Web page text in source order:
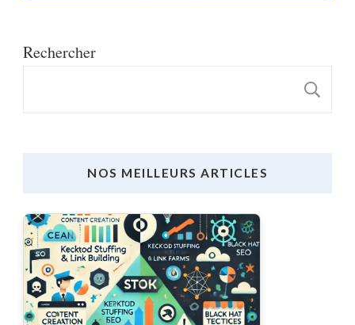
Rechercher
NOS MEILLEURS ARTICLES